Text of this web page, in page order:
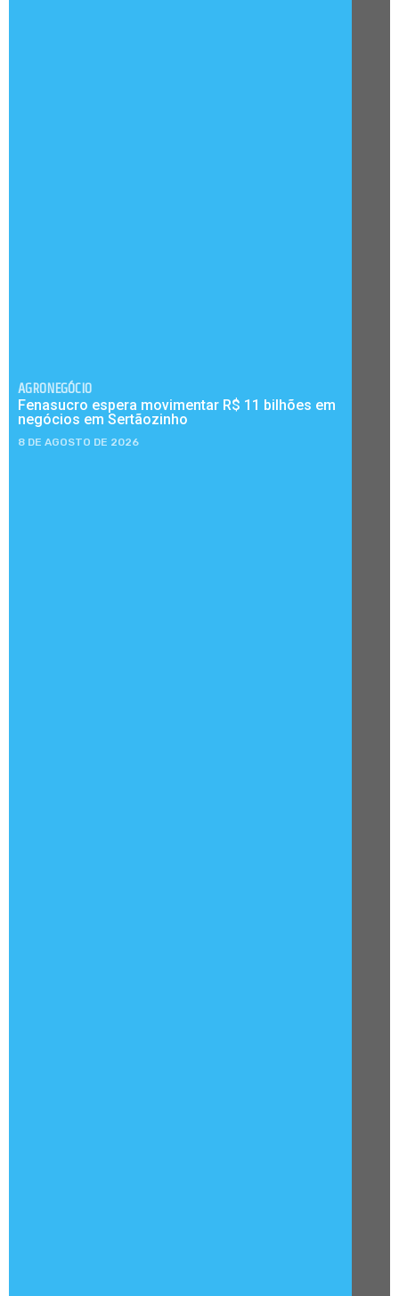
AGRONEGÓCIO
Fenasucro espera movimentar R$ 11 bilhões em
negócios em Sertãozinho
8 DE AGOSTO DE 2026